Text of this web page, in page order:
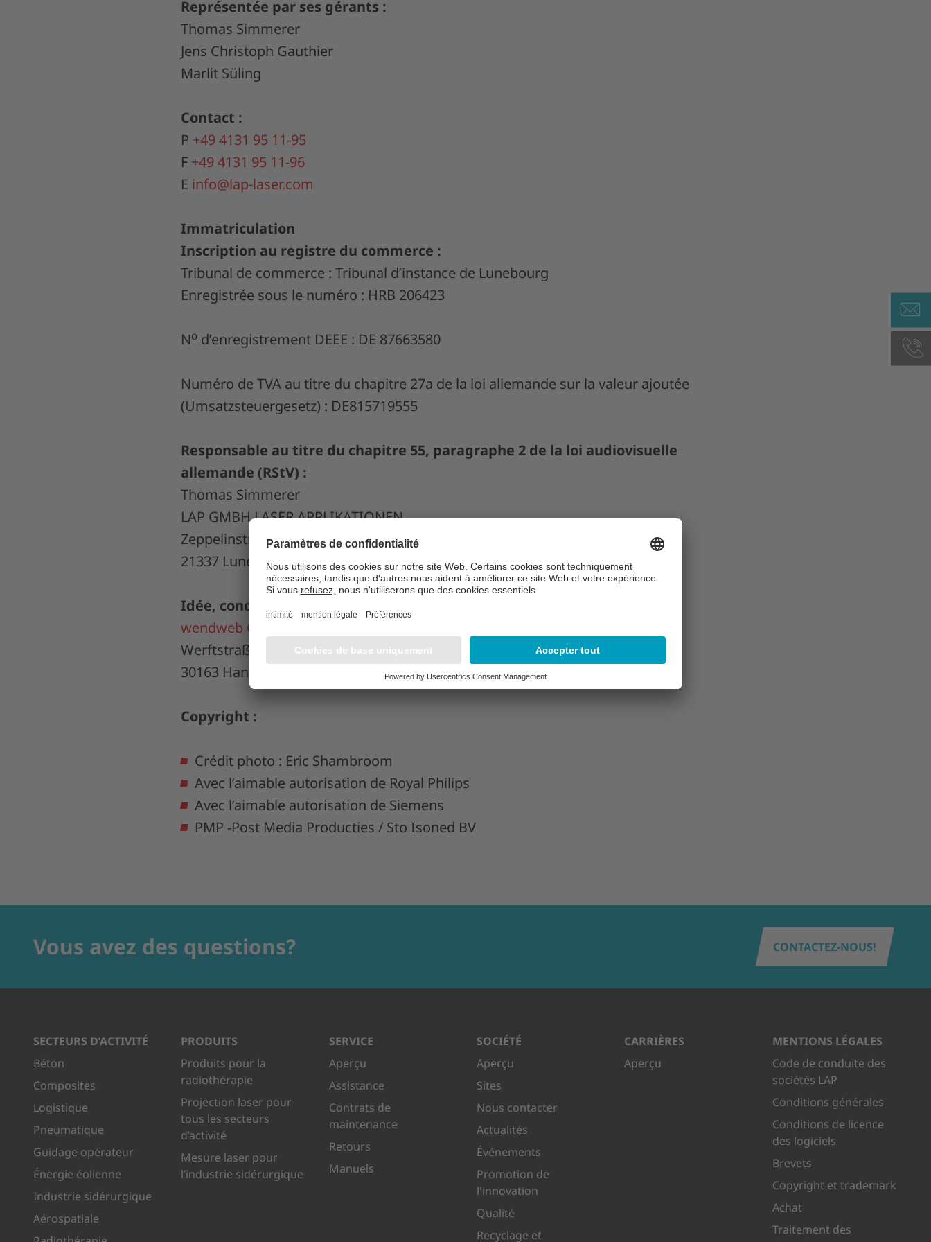
Représentée par ses gérants :
Thomas Simmerer
Jens Christoph Gauthier
Marlit Süling
Contact :
P +49 4131 95 11-95
F +49 4131 95 11-96
E info@lap-laser.com
Immatriculation
Inscription au registre du commerce :
Tribunal de commerce : Tribunal d’instance de Lunebourg
Enregistrée sous le numéro : HRB 206423
No d’enregistrement DEEE : DE 87663580
Numéro de TVA au titre du chapitre 27a de la loi allemande sur la valeur ajoutée
(Umsatzsteuergesetz) : DE815719555
Responsable au titre du chapitre 55, paragraphe 2 de la loi audiovisuelle
allemande (RStV) :
Thomas Simmerer
LAP GMBH LASER APPLIKATIONEN
Zeppelinstr. 23
21337 Lunebourg, Allemagne
Idée, conception et réalisation :
wendweb GmbH
Werftstraße 17
30163 Hanovre, Allemagne
Copyright :
Crédit photo : Eric Shambroom
Avec l’aimable autorisation de Royal Philips
Avec l’aimable autorisation de Siemens
PMP -Post Media Producties / Sto Isoned BV
Vous avez des questions? CONTACTEZ-NOUS!
SECTEURS D’ACTIVITÉ
Béton
Composites
Logistique
Pneumatique
Guidage opérateur
Énergie éolienne
Industrie sidérurgique
Aérospatiale
PRODUITS
Produits pour la
radiothérapie
Projection laser pour
tous les secteurs
d’activité
Mesure laser pour
l’industrie sidérurgique
SERVICE
Aperçu
Assistance
Contrats de
maintenance
Retours
Manuels
SOCIÉTÉ
Aperçu
Sites
Nous contacter
Actualités
Événements
Promotion de
l'innovation
Qualité
Recyclage et
CARRIÈRES
Aperçu
MENTIONS LÉGALES
Code de conduite des
sociétés LAP
Conditions générales
Conditions de licence
des logiciels
Brevets
Copyright et trademark
Achat
Traitement des